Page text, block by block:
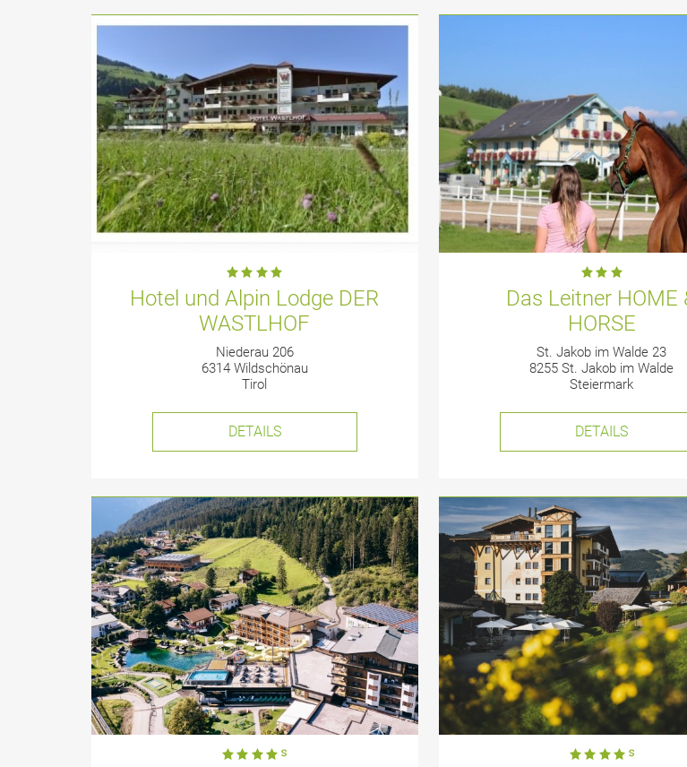
Hotel und Alpin Lodge DER
WASTLHOF
Niederau 206
6314 Wildschönau
Tirol
DETAILS
Das Leitner HOME
HORSE
St. Jakob im Walde 23
8255 St. Jakob im Walde
Steiermark
DETAILS